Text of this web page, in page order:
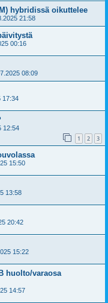
hybridissä oikuttelee
21:58
00:16
08:09
17:34
12:54
1 2 3
15:50
13:58
20:42
15:22
huolto/varaosa
14:57